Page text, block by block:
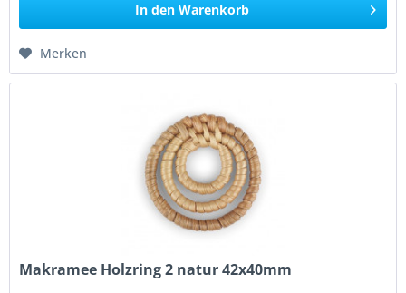
In den Warenkorb
Merken
Makramee Holzring 2 natur 42x40mm